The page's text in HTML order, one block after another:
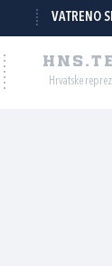
VATRENO
Hrvatske